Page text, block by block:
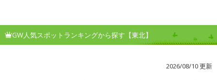
GW人気スポットランキングから探す【東北】
2026/08/10 更新